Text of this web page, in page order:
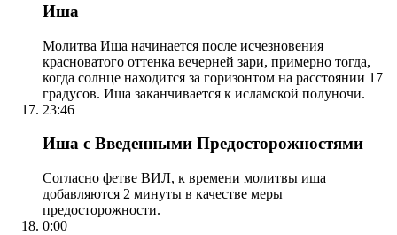
Иша
Молитва Иша начинается после исчезновения
красноватого оттенка вечерней зари, примерно тогда,
когда солнце находится за горизонтом на расстоянии 17
градусов. Иша заканчивается к исламской полуночи.
23:46
Иша с Введенными Предосторожностями
Согласно фетве ВИЛ, к времени молитвы иша
добавляются 2 минуты в качестве меры
предосторожности.
0:00